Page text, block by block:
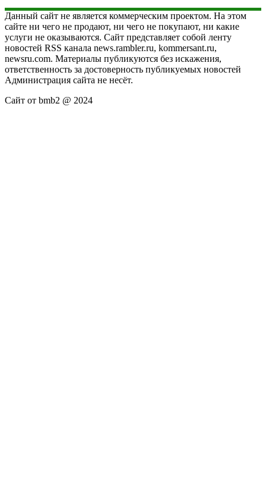
Данный сайт не является коммерческим проектом. На этом
сайте ни чего не продают, ни чего не покупают, ни какие
услуги не оказываются. Сайт представляет собой ленту
новостей RSS канала news.rambler.ru, kommersant.ru,
newsru.com. Материалы публикуются без искажения,
ответственность за достоверность публикуемых новостей
Администрация сайта не несёт.
Сайт от bmb2 @ 2024